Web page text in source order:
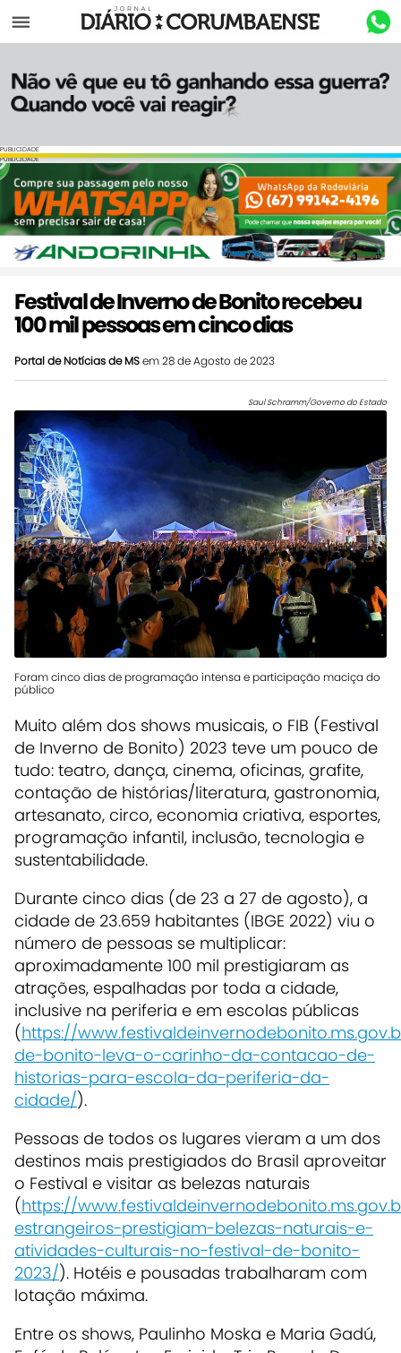
Menu
PUBLICIDADE
PUBLICIDADE
Festival de Inverno de Bonito recebeu
100 mil pessoas em cinco dias
Portal de Notícias de MSem 28 de Agosto de 2023
Saul Schramm/Governo do Estado
Foram cinco dias de programação intensa e participação maciça do
público
Muito além dos shows musicais, o FIB (Festival
de Inverno de Bonito) 2023 teve um pouco de
tudo: teatro, dança, cinema, oficinas, grafite,
contação de histórias/literatura, gastronomia,
artesanato, circo, economia criativa, esportes,
programação infantil, inclusão, tecnologia e
sustentabilidade.
Durante cinco dias (de 23 a 27 de agosto), a
cidade de 23.659 habitantes (IBGE 2022) viu o
número de pessoas se multiplicar:
aproximadamente 100 mil prestigiaram as
atrações, espalhadas por toda a cidade,
inclusive na periferia e em escolas públicas
(https://
de-bonito-leva-o-carinho-da-contacao-de-
historias-para-escola-da-periferia-da-
cidade/).
Pessoas de todos os lugares vieram a um dos
destinos mais prestigiados do Brasil aproveitar
o Festival e visitar as belezas naturais
(https://
estrangeiros-prestigiam-belezas-naturais-e-
atividades-culturais-no-festival-de-bonito-
2023/). Hotéis e pousadas trabalharam com
lotação máxima.
Entre os shows, Paulinho Moska e Maria Gadú,